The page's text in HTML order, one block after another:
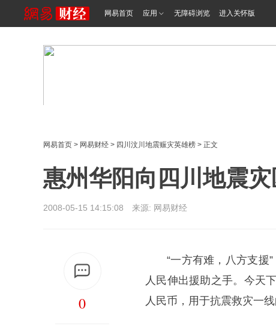
网易首页 应用 无障碍浏览 进入关怀版
网易首页 > 网易财经 > 四川汶川地震赈灾英雄榜 > 正文
惠州华阳向四川地震
2008-05-15 14:15:08 来源: 网易财经
0
“一方有难，八方支援
人民伸出援助之手。今天
人民币，用于抗震救灾一线